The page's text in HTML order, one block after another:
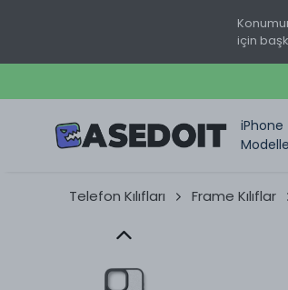
için
iPhone
Telefon Kılıfları Frame Kılıflar